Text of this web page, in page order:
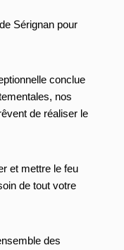
Sérignan pour
conclue
nos
de réaliser le
et mettre le feu
de tout votre
des